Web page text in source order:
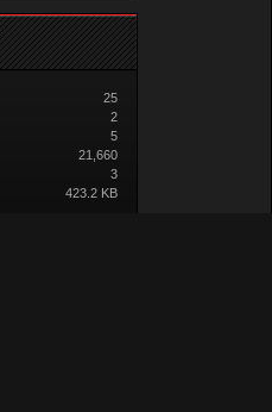
25
2
5
21,660
3
423.2 KB